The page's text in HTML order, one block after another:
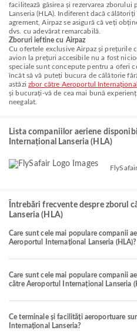
facilitează găsirea și rezervarea
Lanseria (HLA). Indiferent dacă
agrement, Airpaz se asigură că veți
dvs. cu adevărat remarcabilă.
Zboruri ieftine cu Airpaz
Cu ofertele exclusive Airpaz și prețurile
avion la prețuri accesibile nu a fost
speciale sunt concepute pentru a oferi
încât să vă puteți bucura de călătorie
astăzi zbor către Aeroportul
și bucurați-vă de cea mai bună
neegalat.
Lista companiilor aeriene
Internațional Lanseria (HLA)
Întrebări frecvente despre zborul
Lanseria (HLA)
Care sunt cele mai populare companii
Aeroportul Internațional Lanseria (HLA)?
Care sunt cele mai populare companii
către Aeroportul Internațional Lanseria
Ce terminale și facilități aeroportuare
Internațional Lanseria?